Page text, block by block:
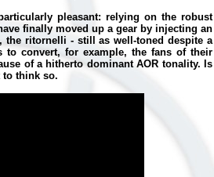
pleasant: relying on the robust
finally moved up a gear by injecting an
the ritornelli - still as well-toned despite a
to convert, for example, the fans of their
of a hitherto dominant AOR tonality. Is
to think so.